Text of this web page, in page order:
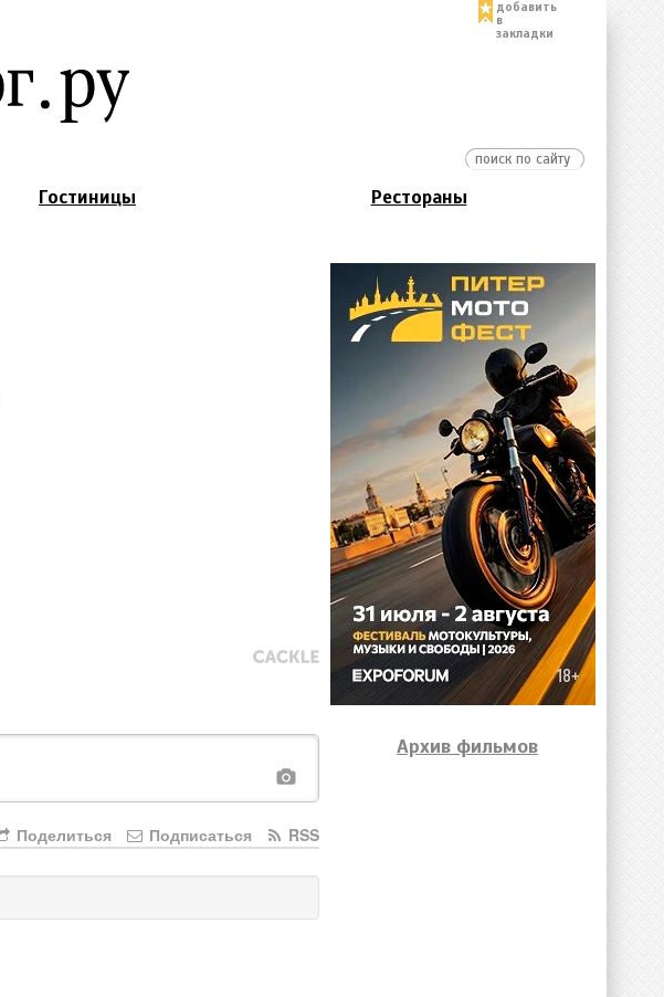
добавить
в
закладки
Гостиницы Рестораны
RSS
Подписаться
Поделиться
Архив фильмов